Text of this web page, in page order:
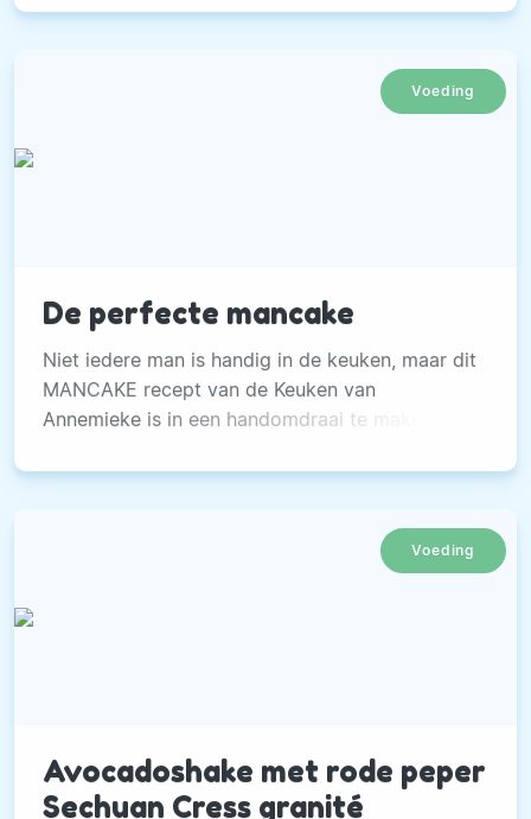
Voeding
De perfecte mancake
Niet iedere man is handig in de keuken, maar dit
MANCAKE recept van de Keuken van
Annemieke is in een handomdraai te maken.
Voeding
Avocadoshake met rode peper
Sechuan Cress granité